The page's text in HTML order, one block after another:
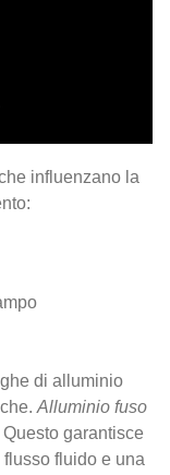
influenzano la
di alluminio
Alluminio fuso
garantisce
fluido e una